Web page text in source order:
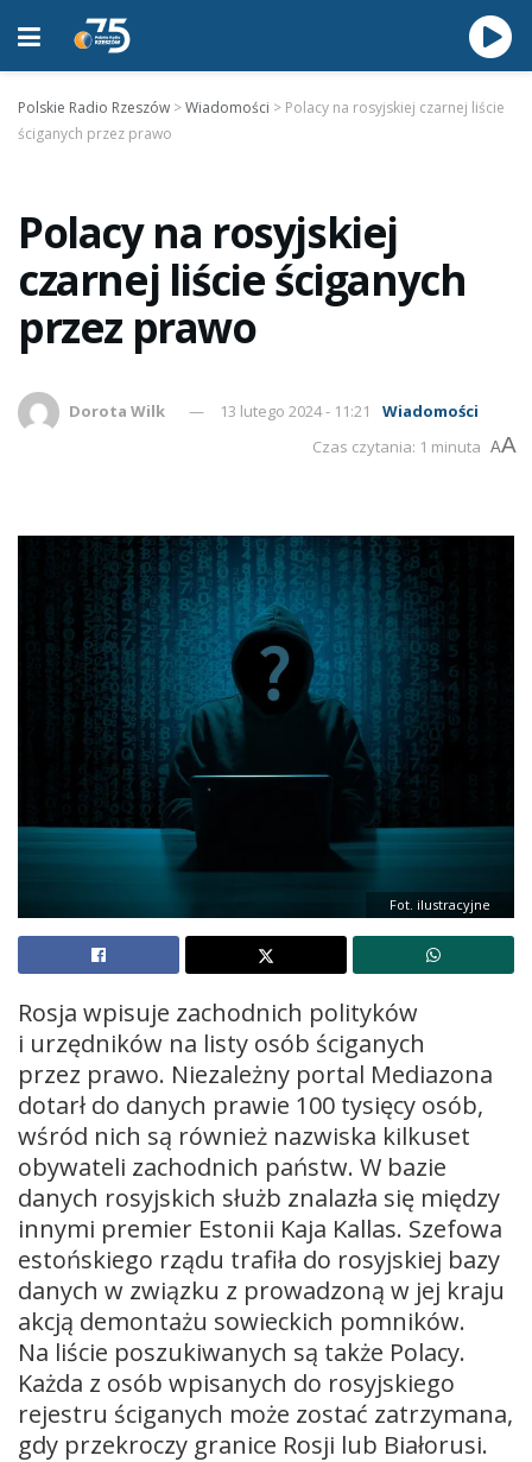
Polskie Radio Rzeszów >Wiadomości > Polacy na rosyjskiej czarnej liście
ściganych przez prawo
Polacy na rosyjskiej
czarnej liście ściganych
przez prawo
Dorota Wilk 13 lutego 2024 - 11:21
Wiadomości
Czas czytania: 1 minuta AA
Fot. ilustracyjne
Rosja wpisuje zachodnich polityków
i urzędników na listy osób ściganych
przez prawo. Niezależny portal Mediazona
dotarł do danych prawie 100 tysięcy osób,
wśród nich są również nazwiska kilkuset
obywateli zachodnich państw. W bazie
danych rosyjskich służb znalazła się między
innymi premier Estonii Kaja Kallas. Szefowa
estońskiego rządu trafiła do rosyjskiej bazy
danych w związku z prowadzoną w jej kraju
akcją demontażu sowieckich pomników.
Na liście poszukiwanych są także Polacy.
Każda z osób wpisanych do rosyjskiego
rejestru ściganych może zostać zatrzymana,
gdy przekroczy granice Rosji lub Białorusi.